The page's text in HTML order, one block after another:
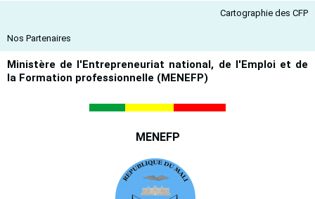
contenu
Cartographie des CFP
Nos Partenaires
Ministère de l'Entrepreneuriat national, de l'Emploi et de
la Formation professionnelle (MENEFP)
MENEFP